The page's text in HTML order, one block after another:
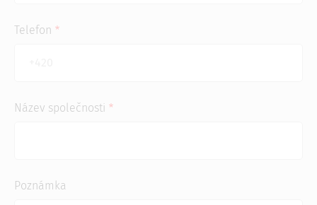
Telefon
Název společnosti
Poznámka